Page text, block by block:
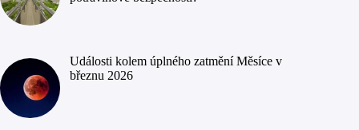
Události kolem úplného zatmění Měsíce v
březnu 2026